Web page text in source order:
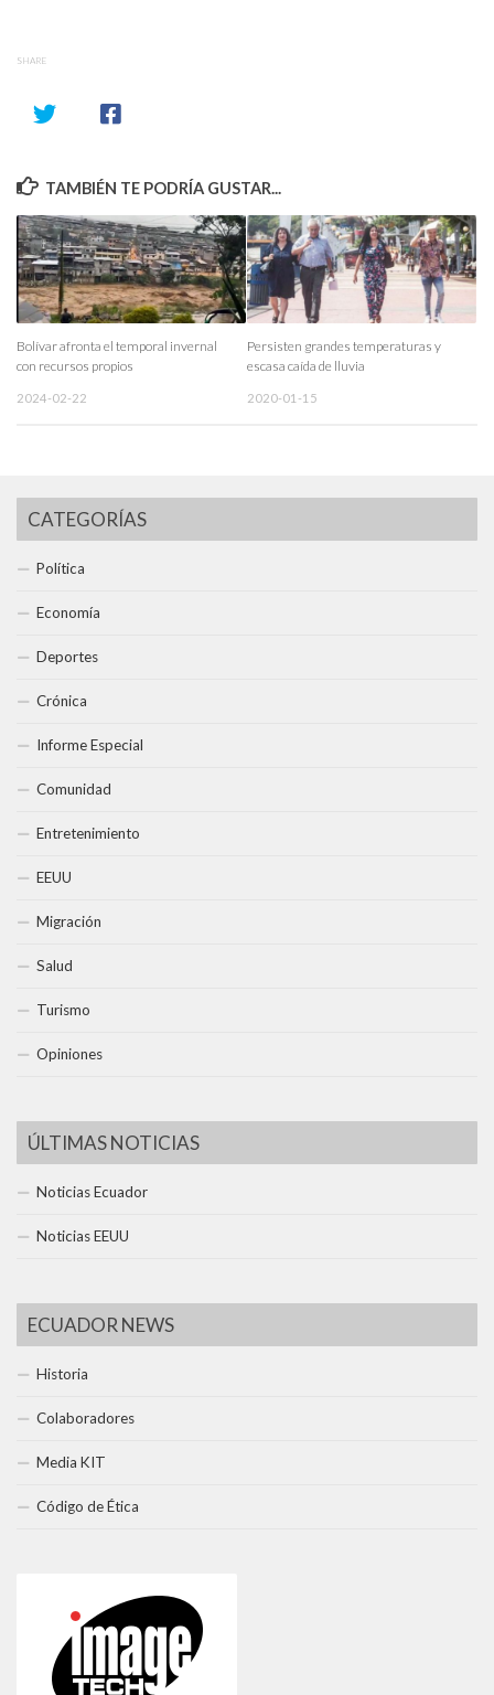
SHARE
TAMBIÉN TE PODRÍA GUSTAR...
Bolívar afronta el temporal invernal
con recursos propios
2024-02-22
Persisten grandes temperaturas y
escasa caída de lluvia
2020-01-15
CATEGORÍAS
Política
Economía
Deportes
Crónica
Informe Especial
Comunidad
Entretenimiento
EEUU
Migración
Salud
Turismo
Opiniones
ÚLTIMAS NOTICIAS
Noticias Ecuador
Noticias EEUU
ECUADOR NEWS
Historia
Colaboradores
Media KIT
Código de Ética